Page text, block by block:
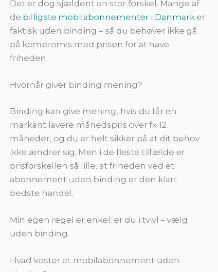
Det er dog sjældent en stor forskel. Mange af
de billigste mobilabonnementer i Danmark er
faktisk uden binding – så du behøver ikke gå
på kompromis med prisen for at have
friheden.
Hvornår giver binding mening?
Binding kan give mening, hvis du får en
markant lavere månedspris over fx 12
måneder, og du er helt sikker på at dit behov
ikke ændrer sig. Men i de fleste tilfælde er
prisforskellen så lille, at friheden ved et
abonnement uden binding er den klart
bedste handel.
Min egen regel er enkel: er du i tvivl – vælg
uden binding.
Hvad koster et mobilabonnement uden